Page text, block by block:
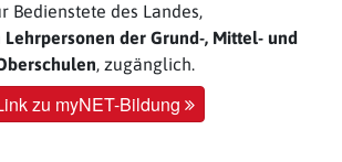
Bedienstete des Landes,
Lehrpersonen der Grund-, Mittel- und
, zugänglich.
zu myNET-Bildung